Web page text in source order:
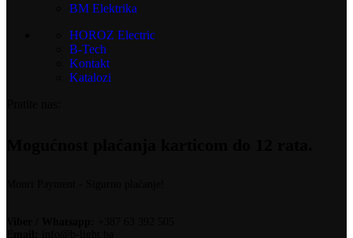
BM Elektrika
HOROZ Electric
B-Tech
Kontakt
Katalozi